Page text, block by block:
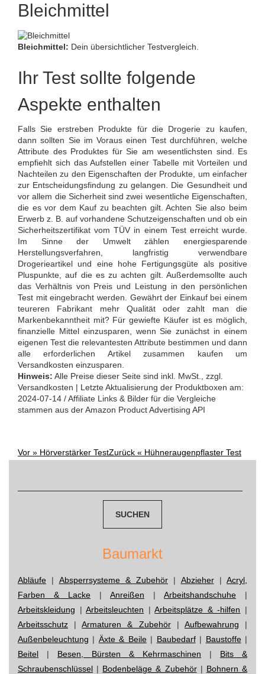
Bleichmittel
Bleichmittel: Dein übersichtlicher Testvergleich.
Ihr Test sollte folgende
Aspekte enthalten
Falls Sie erstreben Produkte für die Drogerie zu kaufen,
dann sollten Sie im Voraus einen Test durchführen, welche
Attribute des Produktes für Sie am wesentlichsten sind. Es
empfiehlt sich das Aufstellen einer Tabelle mit Vorteilen und
Nachteilen zu den Eigenschaften der Produkte, um einfacher
zur Entscheidungsfindung zu gelangen. Die Gesundheit und
vor allem die Sicherheit sind zwei wesentliche Eigenschaften,
die es vor dem Kauf zu beachten gilt. Achten Sie also beim
Erwerb z. B. auf vorhandene Schutzeigenschaften und ob ein
Sicherheitszertifikat vom TÜV in einem Test erreicht wurde.
Im Sinne der Umwelt zählen energiesparende
Herstellungsverfahren, langfristig verwendbare
Drogerieartikel und eine hohe Fertigungsgüte als positive
Pluspunkte, auf die es zu achten gilt. Außerdemsollte auch
das Verhältnis von Preis und Leistung in den persönlichen
Test mit eingebracht werden. Gewährt der Einkauf bei einem
teureren Fabrikant mehr Qualität oder zahlt man die
Markenbekanntheit mit? Für gewiefte Käufer ist es möglich,
finanzielle Mittel einzusparen, wenn Sie zunächst in einem
eigenen Test die relevantesten Attribute bestimmen und dann
alle erforderlichen Artikel zusammen kaufen um
Versandkosten einzusparen.
Hinweis: Alle Preise dieser Seite sind inkl. MwSt., zzgl.
Versandkosten | Letzte Aktualisierung der Produktboxen am:
2024-07-14 / Affiliate Links & Bilder für die Vergleiche
stammen aus der Amazon Product Advertising API
Post
Vor » Hörverstärker TestZurück « Hühneraugenpflaster Test
Baumarkt
Abläufe | Absperrsysteme & Zubehör | Abzieher| Acryl,
Farben & Lacke | Anreißen | Arbeitshandschuhe |
Arbeitskleidung |Arbeitsleuchten |Arbeitsplätze & -hilfen |
Arbeitsschutz |Armaturen & Zubehör| Aufbewahrung |
Außenbeleuchtung | Äxte & Beile| Baubedarf| Baustoffe|
Beitel | Besen, Bürsten & Kehrmaschinen | Bits &
Schraubenschlüssel | Bodenbeläge & Zubehör| Bohnern &